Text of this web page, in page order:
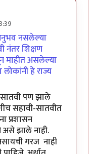
by
नसलेल्या
नंतर शिक्षण
माहीत असलेल्या
लोकांनी हे राज्य
सातवी पण झाले
सहावी-सातवीत
प्रशासन
झाले नाही.
गरज नाही